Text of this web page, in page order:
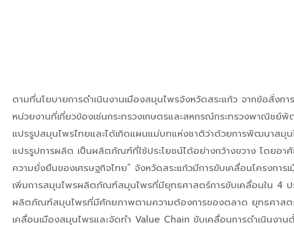
ตามที่นโยบายการดำเนินงานเมืองสมุนไพรจังหวัดสระแก้ว จากข้อสั่ง
หน่วยงานที่เกี่ยวข้องเช่นกระทรวงเกษตรและสหกรณ์กระทรวงพาณิช
แปรรูปสมุนไพรไทยและได้เกิดแผนแม่บทแห่งชาติว่าด้วยการพัฒนาส
แปรรูปการผลิต เป็นผลิตภัณฑ์ที่ใช้ประโยชน์ได้อย่างกว้างขวาง โดยอ
ความยั่งยืนของเศรษฐกิจไทย” จังหวัดสระแก้วมีการขับเคลื่อนโครงกา
เพิ่มการสมุนไพรผลิตภัณฑ์สมุนไพรที่มียุทธศาสตร์การขับเคลื่อนใน 4
ผลิตภัณฑ์สมุนไพรที่มีศักยภาพตามความต้องการของตลาด ยุทธศาสตร์
เคลื่อนเมืองสมุนไพรและจัดทำ Value Chain ขับเคลื่อนการดำเนินง